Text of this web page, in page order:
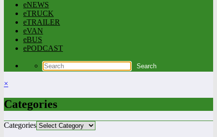
eNEWS
eTRUCK
eTRAILER
eVAN
eBUS
ePODCAST
×
Categories
Categories